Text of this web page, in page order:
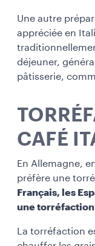
Une autre
appréciée en
déjeuner,
pâtisserie,
CAFÉ
En Allemagne,
préfère une
Français, les
une
La torréfaction